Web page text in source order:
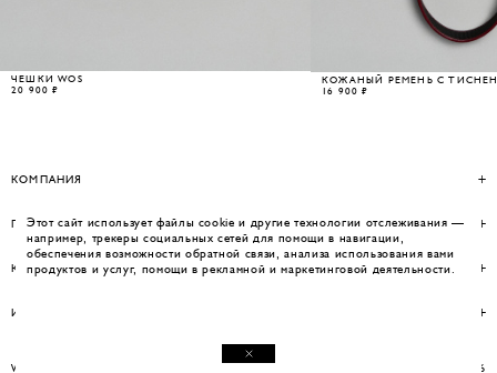
ЧЕШКИ WOS
20 900 ₽
КОЖАНЫЙ РЕМЕНЬ С
16 900 ₽
КОМПАНИЯ
ПОМОЩЬ
КОНТАКТЫ
ИНФОРМАЦИЯ
WEBSITE BY UMWELT © WOS 2026
Этот сайт использует файлы cookie и другие технологии отслеживания —
например, трекеры социальных сетей для помощи в навигации,
обеспечения возможности обратной связи, анализа использования вами
продуктов и услуг, помощи в рекламной и маркетинговой деятельности.